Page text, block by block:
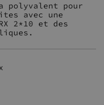
polyvalent pour
avec une
2*10 et des